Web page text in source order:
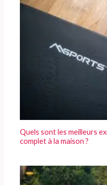
Quels sont les meilleurs
complet à la maison ?